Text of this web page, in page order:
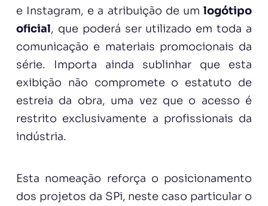
e Instagram, e a atribuição de umlogótipo
oficial, que poderá ser utilizado em toda a
comunicação e materiais promocionais da
série. Importa ainda sublinhar que esta
exibição não compromete o estatuto de
estreia da obra, uma vez que o acesso é
restrito exclusivamente a profissionais da
indústria.
Esta nomeação reforça o posicionamento
dos projetos da SPi, neste caso particular o